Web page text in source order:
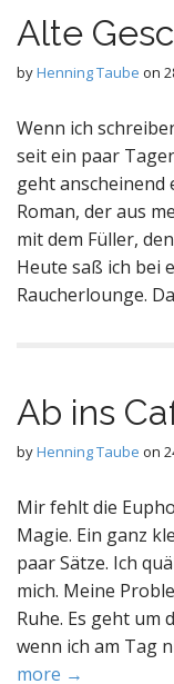
Alte
byHenning Taube on
Wenn ich
seit ein paar
geht anscheinend
Roman, der aus
mit dem Füller,
Heute saß ich bei
Raucherlounge.
Ab ins
byHenning Taube on
Mir fehlt die
Magie. Ein ganz
paar Sätze. Ich
mich. Meine
Ruhe. Es geht um
wenn ich am Tag
more →